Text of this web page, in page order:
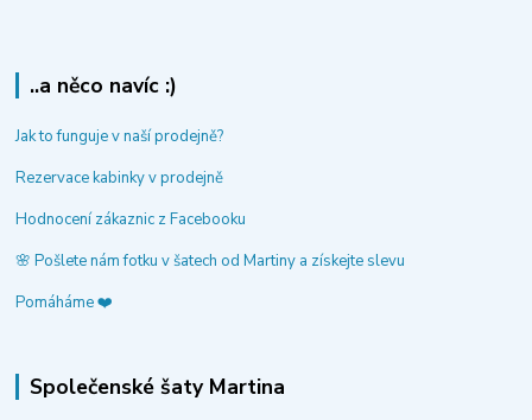
..a něco navíc :)
Jak to funguje v naší prodejně?
Rezervace kabinky v prodejně
Hodnocení zákaznic z Facebooku
🌸 Pošlete nám fotku v šatech od Martiny a získejte slevu
Pomáháme ❤️
Společenské šaty Martina